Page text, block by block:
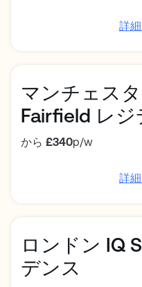
詳
マンチェス
Fairfield レジ
から £340p/w
詳
ロンドン IQ
デンス